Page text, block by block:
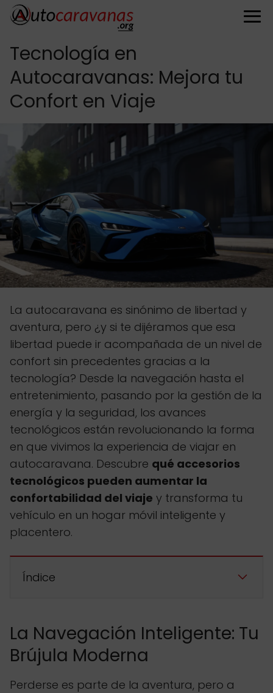
Tecnología en
Autocaravanas: Mejora tu
Confort en Viaje
La autocaravana es sinónimo de libertad y
aventura, pero ¿y si te dijéramos que esa
libertad puede ir acompañada de un nivel de
confort sin precedentes gracias a la
tecnología? Desde la navegación hasta el
entretenimiento, pasando por la gestión de la
energía y la seguridad, los avances
tecnológicos están revolucionando la forma
en que vivimos la experiencia de viajar en
autocaravana. Descubre qué accesorios
tecnológicos pueden aumentar la
confortabilidad del viaje y transforma tu
vehículo en un hogar móvil inteligente y
placentero.
Índice
La Navegación Inteligente: Tu
Brújula Moderna
Perderse es parte de la aventura, pero a